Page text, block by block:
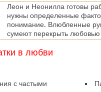
Леон и Неонилла готовы
нужны определенные
понимание. Влюбленные
сумеют перекрыть любовью
в любви
с частыми